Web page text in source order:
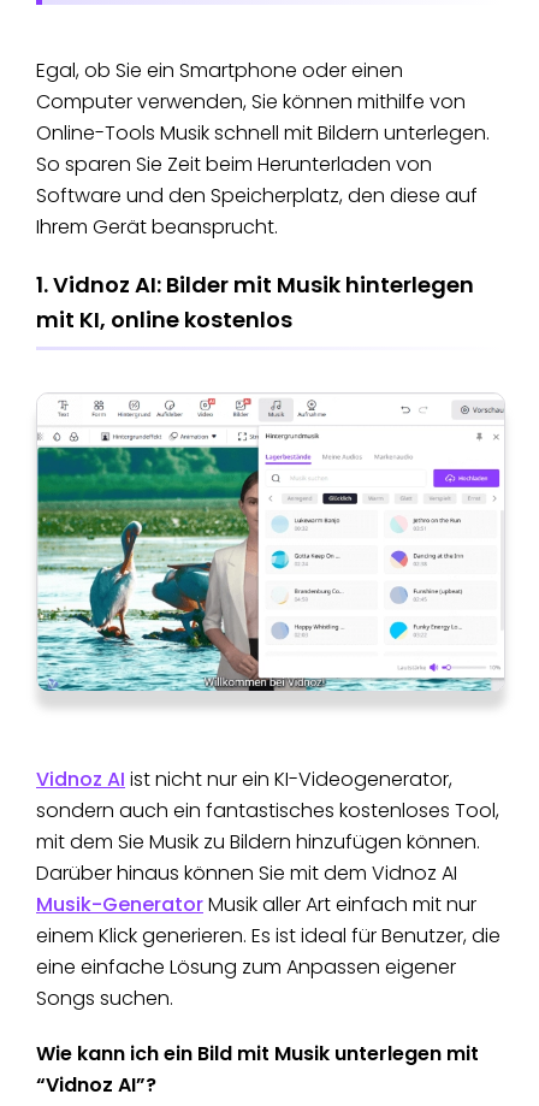
Egal, ob Sie ein Smartphone oder einen
Computer verwenden, Sie können mithilfe von
Online-Tools Musik schnell mit Bildern unterlegen.
So sparen Sie Zeit beim Herunterladen von
Software und den Speicherplatz, den diese auf
Ihrem Gerät beansprucht.
1. Vidnoz AI: Bilder mit Musik hinterlegen
mit KI, online kostenlos​
Vidnoz AI ist nicht nur ein KI-Videogenerator,
sondern auch ein fantastisches kostenloses Tool,
mit dem Sie Musik zu Bildern hinzufügen können.
Darüber hinaus können Sie mit dem Vidnoz AI
Musik-GeneratorMusik aller Art einfach mit nur
einem Klick generieren. Es ist ideal für Benutzer, die
eine einfache Lösung zum Anpassen eigener
Songs suchen.
Wie kann ich ein Bild mit Musik unterlegen mit
“Vidnoz AI”?